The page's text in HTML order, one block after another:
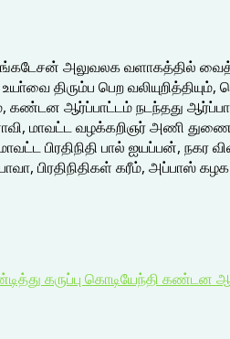
அலுவலக வளாகத்தில்
திரும்ப பெற
கண்டன ஆர்ப்பாட்டம் நடந்தது
மாவட்ட வழக்கறிஞர் அணி
பிரதிநிதி பால் ஐயப்பன்,
பிரதிநிதிகள் கரீம், அப்பாஸ்
கருப்பு கொடியேந்தி கண்டன